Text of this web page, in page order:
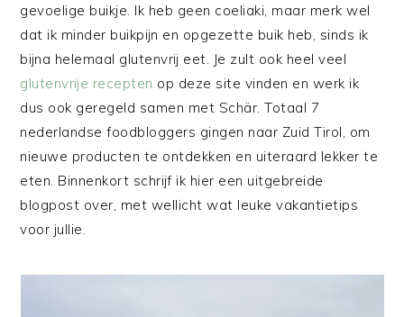
gevoelige buikje. Ik heb geen coeliaki, maar merk wel
dat ik minder buikpijn en opgezette buik heb, sinds ik
bijna helemaal glutenvrij eet. Je zult ook heel veel
glutenvrije recepten op deze site vinden en werk ik
dus ook geregeld samen met Schär. Totaal 7
nederlandse foodbloggers gingen naar Zuid Tirol, om
nieuwe producten te ontdekken en uiteraard lekker te
eten. Binnenkort schrijf ik hier een uitgebreide
blogpost over, met wellicht wat leuke vakantietips
voor jullie.